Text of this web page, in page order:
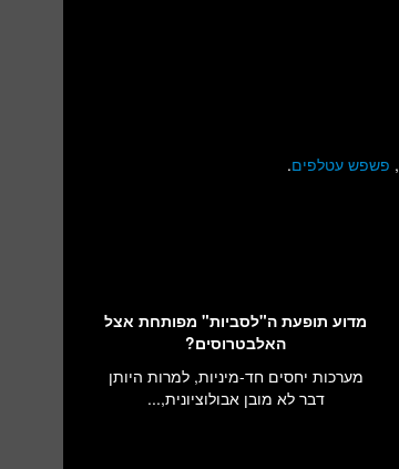
, פשפש עטלפים.
מדוע תופעת ה"לסביות" מפותחת אצל
האלבטרוסים?
מערכות יחסים חד-מיניות, למרות היותן
דבר לא מובן אבולוציונית,...